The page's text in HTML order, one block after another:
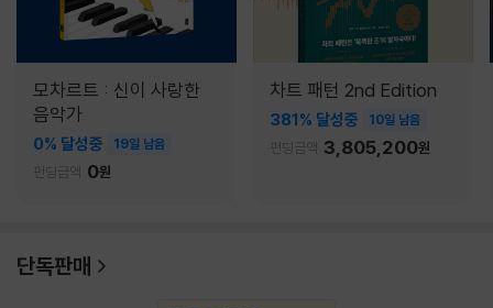
모차르트 : 신이 사랑한
음악가
0% 달성중 19일 남음
펀딩금액 0원
차트 패턴 2nd Edition
381% 달성중 10일 남음
펀딩금액 3,805,200원
단독판매